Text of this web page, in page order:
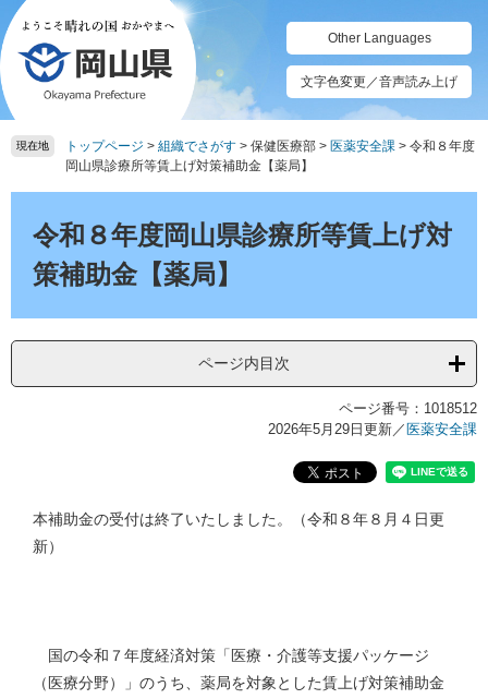
ペ
ー
ジ
の
先
頭
メ
ニ
ュ
ー
を
飛
て
Other Languages
文字色変更／音声読み上げ
現在地 トップページ > 組織でさがす > 保健医療部 > 医薬安全課 > 令和８年度
岡山県診療所等賃上げ対策補助金【薬局】
令和８年度岡山県診療所等賃上げ対
策補助金【薬局】
ページ内目次
ページ番号：1018512
2026年5月29日更新／ 医薬安全課
本補助金の受付は終了いたしました。（令和８年８月４日更
新）
国の令和７年度経済対策「医療・介護等支援パッケージ
（医療分野）」のうち、薬局を対象とした賃上げ対策補助金